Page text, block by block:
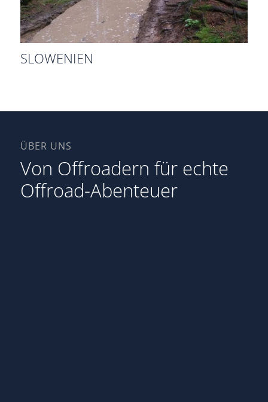
SLOWENIEN
ÜBER UNS
Von Offroadern für echte
Offroad-Abenteuer